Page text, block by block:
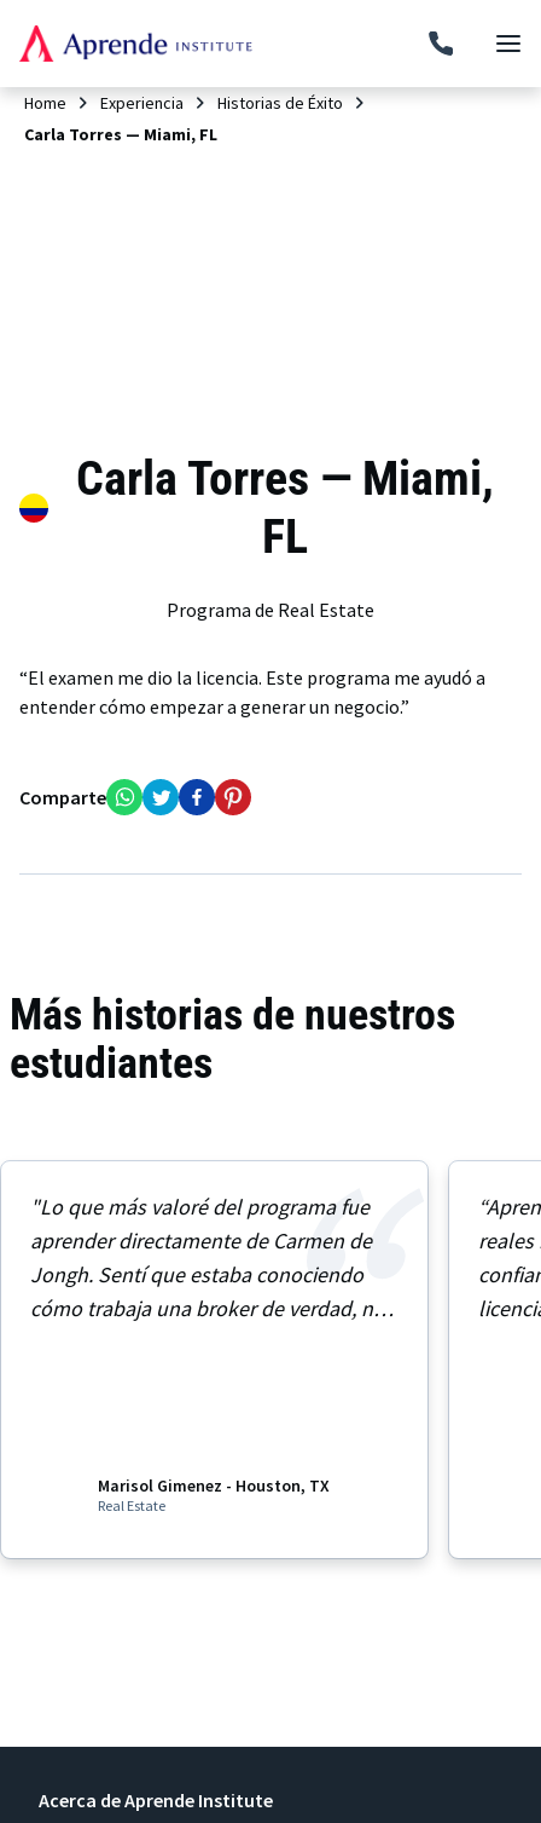
Home Experiencia
Historias de Éxito
Carla Torres — Miami, FL
Carla Torres — Miami,
FL
Programa de Real Estate
“El examen me dio la licencia. Este programa me ayudó a
entender cómo empezar a generar un negocio.”
Comparte
Más historias de nuestros
estudiantes
"Lo que más valoré del programa fue
aprender directamente de Carmen de
Jongh. Sentí que estaba conociendo
cómo trabaja una broker de verdad, no
Marisol Gimenez - Houston, TX
Real Estate
reales
Acerca de Aprende Institute